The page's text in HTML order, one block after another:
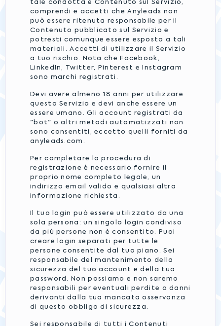
tale condotta e Contenuto sul Servizio,
comprendi e accetti che Anyleads non
può essere ritenuta responsabile per il
Contenuto pubblicato sul Servizio e
potresti comunque essere esposto a tali
materiali. Accetti di utilizzare il Servizio
a tuo rischio. Nota che Facebook,
LinkedIn, Twitter, Pinterest e Instagram
sono marchi registrati.
Devi avere almeno 18 anni per utilizzare
questo Servizio e devi anche essere un
essere umano. Gli account registrati da
"bot" o altri metodi automatizzati non
sono consentiti, eccetto quelli forniti da
anyleads.com.
Per completare la procedura di
registrazione è necessario fornire il
proprio nome completo legale, un
indirizzo email valido e qualsiasi altra
informazione richiesta.
Il tuo login può essere utilizzato da una
sola persona: un singolo login condiviso
da più persone non è consentito. Puoi
creare login separati per tutte le
persone consentite dal tuo piano. Sei
responsabile del mantenimento della
sicurezza del tuo account e della tua
password. Non possiamo e non saremo
responsabili per eventuali perdite o danni
derivanti dalla tua mancata osservanza
di questo obbligo di sicurezza.
Sei responsabile di tutti i Contenuti